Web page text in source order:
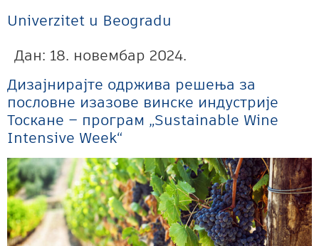
Univerzitet u Beogradu
Дан: 18. новембар 2024.
Дизајнирајте одржива решења за
пословне изазове винске индустрије
Тоскане – програм „Sustainable Wine
Intensive Week“